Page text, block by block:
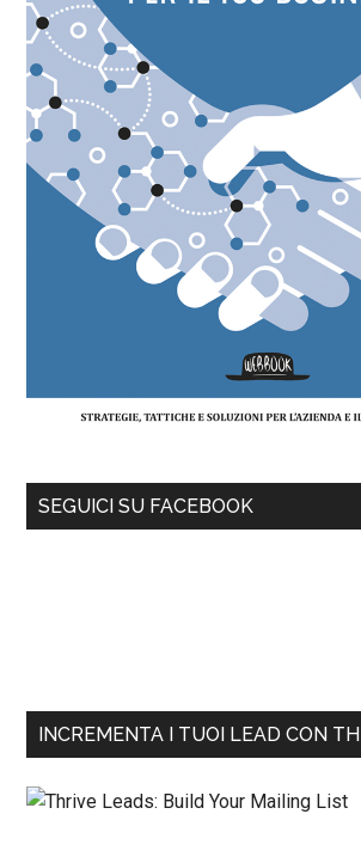
SEGUICI SU FACEBOOK
INCREMENTA I TUOI LEAD CON